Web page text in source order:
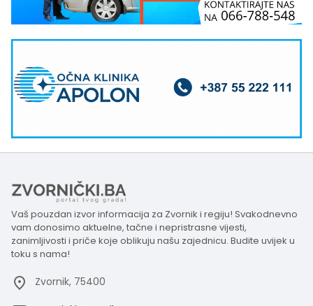
Vaš pouzdan izvor informacija za Zvornik i regiju! Svakodnevno
vam donosimo aktuelne, tačne i nepristrasne vijesti,
zanimljivosti i priče koje oblikuju našu zajednicu. Budite uvijek u
toku s nama!
Zvornik, 75400